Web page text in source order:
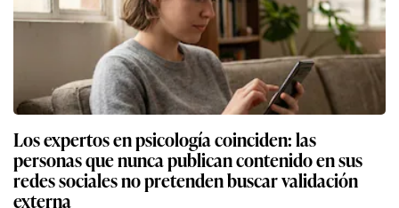
Los expertos en psicología coinciden: las
personas que nunca publican contenido en sus
redes sociales no pretenden buscar validación
externa